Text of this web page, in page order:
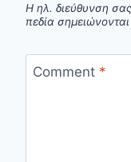
Η ηλ. διεύθυνση
πεδία
Comment *